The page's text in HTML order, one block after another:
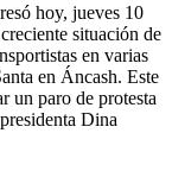
hoy, jueves 10
situación de
en varias
en Áncash. Este
un paro de protesta
Dina